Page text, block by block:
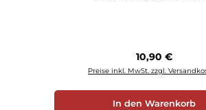
Regulärer Preis:
10,90 €
Preise inkl. MwSt. zzgl.
In den Warenkorb